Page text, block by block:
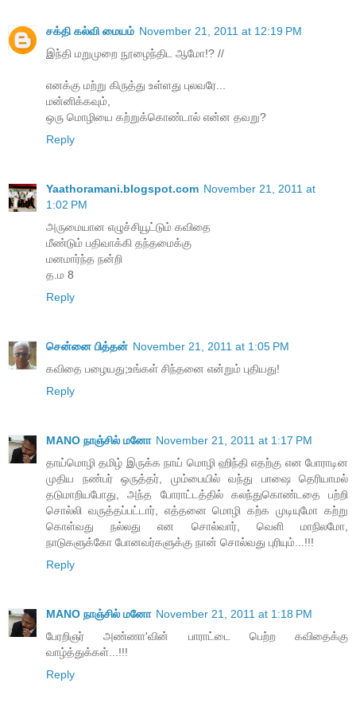
சக்தி கல்வி மையம் November 21, 2011 at 12:19 PM
இந்தி மறுமுறை நூழைந்திட ஆமோ!? //
எனக்கு மற்று கிருத்து உள்ளது புலவரே...
மன்னிக்கவும்,
ஒரு மொழியை கற்றுக்கொண்டால் என்ன தவறு?
Reply
Yaathoramani.blogspot.com November 21, 2011 at
1:02 PM
அருமையான எழுச்சியூட்டும் கவிதை
மீண்டும் பதிவாக்கி தந்தமைக்கு
மனமார்ந்த நன்றி
த.ம 8
Reply
சென்னை பித்தன் November 21, 2011 at 1:05 PM
கவிதை பழையது;உங்கள் சிந்தனை என்றும் புதியது!
Reply
MANO நாஞ்சில் மனோ November 21, 2011 at 1:17 PM
தாய்மொழி தமிழ் இருக்க நாய் மொழி ஹிந்தி எதற்கு என போராடின
முதிய நண்பர் ஒருத்தர், மும்பையில் வந்து பாஷை தெரியாமல்
தடுமாறியபோது, அந்த போராட்டத்தில் கலந்துகொண்டதை பற்றி
சொல்லி வருத்தப்பட்டார், எத்தனை மொழி கற்க முடியுமோ கற்று
கொள்வது நல்லது என சொல்வார், வெளி மாநிலமோ,
நாடுகளுக்கோ போனவர்களுக்கு நான் சொல்வது புரியும்...!!!
Reply
MANO நாஞ்சில் மனோ November 21, 2011 at 1:18 PM
பேரறிஞர் அண்ணா'வின் பாராட்டை பெற்ற கவிதைக்கு
வாழ்த்துக்கள்...!!!
Reply